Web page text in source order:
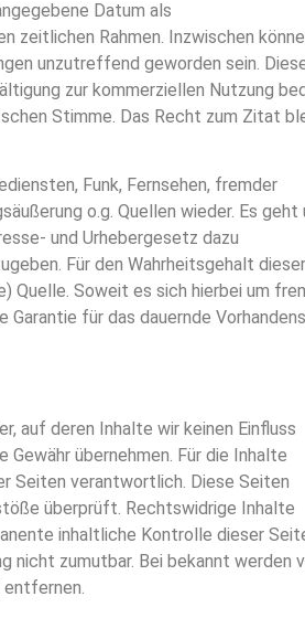
Datum als
zeitlichen Rahmen. Inzwischen
unzutreffend geworden sein.
zur kommerziellen Nutzung
Stimme. Das Recht zum Zitat
Funk, Fernsehen, fremder
o.g. Quellen wieder. Es geht
und Urhebergesetz dazu
Für den Wahrheitsgehalt dieser
Quelle. Soweit es sich hierbei um
für das dauernde
auf deren Inhalte wir keinen Einfluss
Gewähr übernehmen. Für die Inhalte
Seiten verantwortlich. Diese Seiten
überprüft. Rechtswidrige Inhalte
inhaltliche Kontrolle dieser
nicht zumutbar. Bei bekannt werden
entfernen.